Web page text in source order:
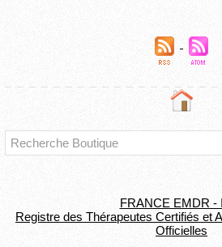
FRANCE EMDR -
Registre des Thérapeutes Certifiés et
Officielles